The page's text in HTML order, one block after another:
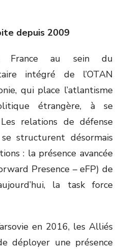
depuis 2009
au sein du
intégré de l’OTAN
qui place l’atlantisme
étrangère, à se
relations de défense
structurent désormais
: la présence avancée
Presence – eFP) de
la task force
en 2016, les Alliés
déployer une présence